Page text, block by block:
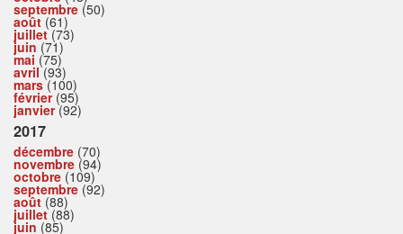
septembre (50)
août (61)
juillet(73)
juin (71)
mai (75)
avril(93)
mars(100)
février(95)
janvier(92)
2017
décembre (70)
novembre (94)
octobre (109)
septembre (92)
août (88)
juillet(88)
juin (85)